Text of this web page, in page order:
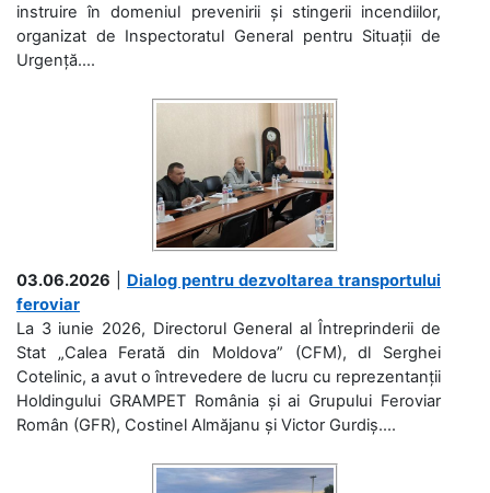
instruire în domeniul prevenirii și stingerii incendiilor,
organizat de Inspectoratul General pentru Situații de
Urgență....
03.06.2026
Dialog pentru dezvoltarea transportului
feroviar
La 3 iunie 2026, Directorul General al Întreprinderii de
Stat „Calea Ferată din Moldova” (CFM), dl Serghei
Cotelinic, a avut o întrevedere de lucru cu reprezentanții
Holdingului GRAMPET România și ai Grupului Feroviar
Român (GFR), Costinel Almăjanu și Victor Gurdiș....